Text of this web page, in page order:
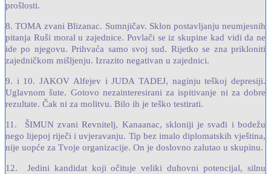
prošlosti.
8. TOMA zvani Blizanac. Sumnjičav. Sklon postavljanju neumjesnih
pitanja Ruši moral u zajednice. Povlači se iz skupine kad vidi da ne
ide po njegovu. Prihvaća samo svoj sud. Rijetko se zna prikloniti
zajedničkom mišljenju. Izrazito negativan u zajednici.
9. i 10. JAKOV Alfejev iJUDA TADEJ, naginju teškoj depresiji.
Uglavnom šute. Gotovo nezainteresirani za ispitivanje ni za dobre
rezultate. Čak ni za molitvu. Bilo ih je teško testirati.
11. ŠIMUN zvani Revnitelj, Kanaanac, skloniji je svađi i bodežu
nego lijepoj riječi i uvjeravanju. Tip bez imalo diplomatskih vještina,
nije uopće za Tvoje organizacije. On je doslovno zalutao u skupinu.
12. Jedini kandidat koji očituje veliki duhovni potencijal, silnu